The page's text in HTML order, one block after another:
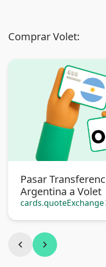
Comprar Volet:
Pasar
Argentina a Volet
cards.quoteExchange
chevron_left chevron_right